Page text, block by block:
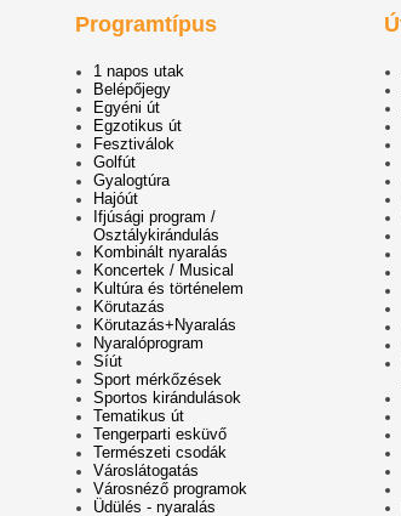
Programtípus
1 napos utak
Belépőjegy
Egyéni út
Egzotikus út
Fesztiválok
Golfút
Gyalogtúra
Hajóút
Ifjúsági program /
Osztálykirándulás
Kombinált nyaralás
Koncertek / Musical
Kultúra és történelem
Körutazás
Körutazás+Nyaralás
Nyaralóprogram
Síút
Sport mérkőzések
Sportos kirándulások
Tematikus út
Tengerparti esküvő
Természeti csodák
Városlátogatás
Városnéző programok
Üdülés - nyaralás